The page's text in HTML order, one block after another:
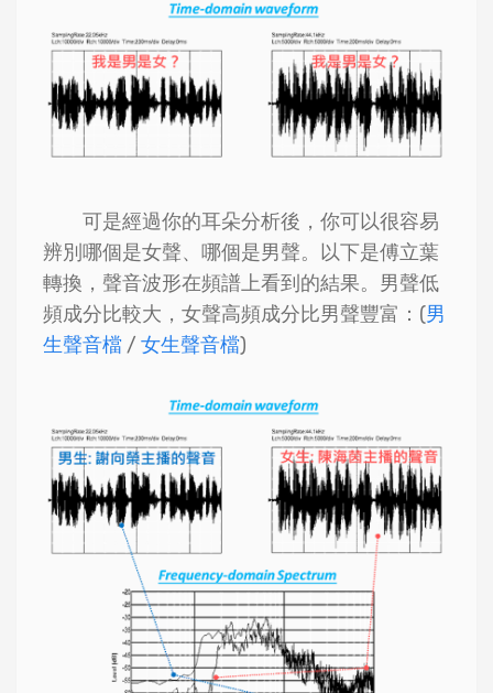
可是經過你的耳朵分析後，你可以很容易
辨別哪個是女聲、哪個是男聲。以下是傅立葉
轉換，聲音波形在頻譜上看到的結果。男聲低
頻成分比較大，女聲高頻成分比男聲豐富：(男
生聲音檔 / 女生聲音檔)